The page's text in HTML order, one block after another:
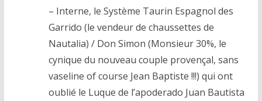
– Interne, le Système Taurin Espagnol des
Garrido (le vendeur de chaussettes de
Nautalia) / Don Simon (Monsieur 30%, le
cynique du nouveau couple provençal, sans
vaseline of course Jean Baptiste !!!) qui ont
oublié le Luque de l’apoderado Juan Bautista